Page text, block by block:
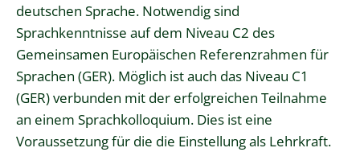
deutschen Sprache. Notwendig sind
Sprachkenntnisse auf dem Niveau C2 des
Gemeinsamen Europäischen Referenzrahmen für
Sprachen (GER). Möglich ist auch das Niveau C1
(GER) verbunden mit der erfolgreichen Teilnahme
an einem Sprachkolloquium. Dies ist eine
Voraussetzung für die die Einstellung als Lehrkraft.